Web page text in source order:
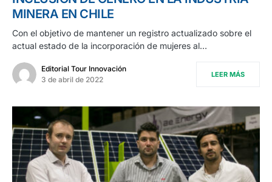
MINERA EN CHILE
Con el objetivo de mantener un registro actualizado sobre el
actual estado de la incorporación de mujeres al…
Editorial Tour Innovación
3 de abril de 2022
LEER MÁS